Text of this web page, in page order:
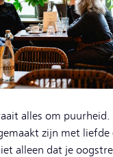
alles om puurheid.
zijn met liefde
alleen dat je